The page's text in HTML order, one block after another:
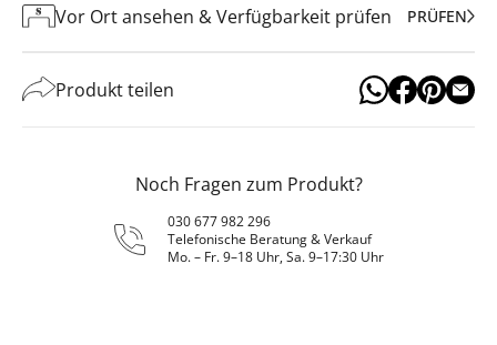
Vor Ort ansehen & Verfügbarkeit prüfen PRÜFEN
Produkt teilen
Noch Fragen zum Produkt?
030 677 982 296
Telefonische Beratung & Verkauf
Mo. – Fr. 9–18 Uhr, Sa. 9–17:30 Uhr